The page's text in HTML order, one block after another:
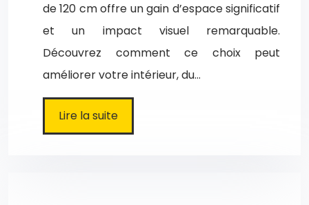
de 120 cm offre un gain d’espace significatif
et un impact visuel remarquable.
Découvrez comment ce choix peut
améliorer votre intérieur, du…
Lire la suite